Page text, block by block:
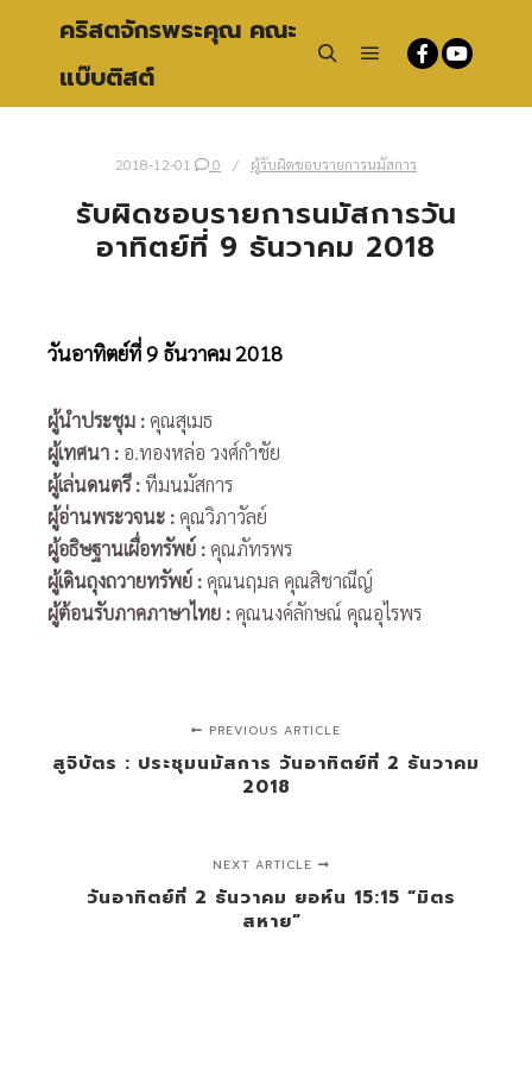
คริสตจักรพระคุณ คณะ
แบ๊บติสต์
2018-12-01 0 ผู้รับผิดชอบรายการนมัสการ
รับผิดชอบรายการนมัสการวัน
อาทิตย์ที่ 9 ธันวาคม 2018
วันอาทิตย์ที่ 9 ธันวาคม 2018
ผู้นำประชุม : คุณสุเมธ
ผู้เทศนา : อ.ทองหล่อ วงศ์กำชัย
ผู้เล่นดนตรี: ทีมนมัสการ
ผู้อ่านพระวจนะ : คุณวิภาวัลย์
ผู้อธิษฐานเผื่อทรัพย์ : คุณภัทรพร
ผู้เดินถุงถวายทรัพย์ : คุณนฤมล คุณสิชาณีญ์
ผู้ต้อนรับภาคภาษาไทย : คุณนงค์ลักษณ์ คุณอุไรพร
PREVIOUS ARTICLE
สูจิบัตร : ประชุมนมัสการ วันอาทิตย์ที่ 2 ธันวาคม
2018
NEXT ARTICLE
วันอาทิตย์ที่ 2 ธันวาคม ยอห์น 15:15 “มิตร
สหาย”